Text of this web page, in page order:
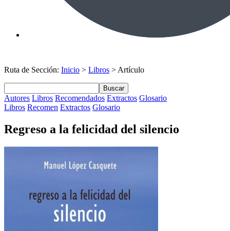
Ruta de Sección: Inicio > Libros > Artículo
Buscar
Autores Libros Recomendados Extractos Glosario
Libros Recomen Extractos Glosario
Regreso a la felicidad del silencio